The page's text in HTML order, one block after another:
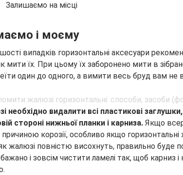
Залишаємо на місці
і моєму
випадків горизонтальні аксесуари
мити їх. При цьому їх заборонено мити в
один до одного, а вимити весь бруд вам не
необхідно видалити всі пластикові
стороні нижньої планки і карниза. Якщо
корозії, особливо якщо горизонтальні
жалюзі повністю висохнуть, правильно буде
бажано і зовсім чистити ламелі так, щоб карниз